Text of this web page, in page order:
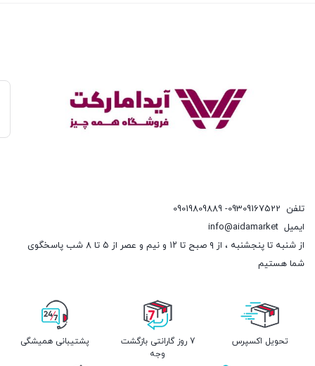
تلفن 09309167522- 09019809889
ایمیل info@aidamarket
از شنبه تا پنجشنبه ، از ۹ صبح تا ۱۲ و نیم و عصر از ۵ تا ۸ شب پاسخگوی
شما هستیم
تحویل اکسپرس
7 روز گارانتی بازگشت
وجه
پشتیبانی همیشگی